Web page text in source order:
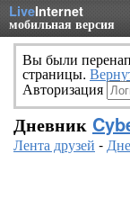
LiveInternet
мобильная версия
Вы были
страницы.
Авторизация
Дневник
Лента друзей -